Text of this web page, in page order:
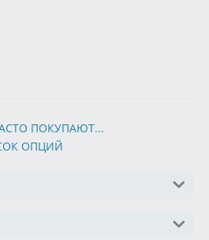
ПОКУПАЮТ...
ОПЦИЙ